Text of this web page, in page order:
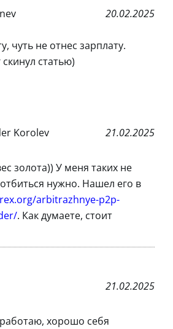
20.02.2025
чуть не отнес зарплату.
статью)
Korolev 21.02.2025
золота)) У меня таких не
нужно. Нашел его в
arbitrazhnye-p2p-
. Как думаете, стоит
21.02.2025
хорошо себя